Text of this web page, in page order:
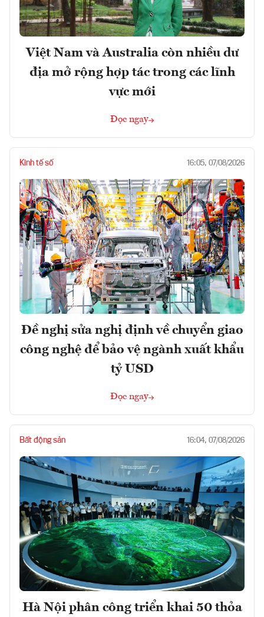
Việt Nam và Australia còn nhiều dư
địa mở rộng hợp tác trong các lĩnh
vực mới
Đọc ngay
Kinh tế số 16:05, 07/08/2026
Đề nghị sửa nghị định về chuyển giao
công nghệ để bảo vệ ngành xuất khẩu
tỷ USD
Đọc ngay
Bất động sản 16:04, 07/08/2026
Hà Nội phân công triển khai 50 thỏa